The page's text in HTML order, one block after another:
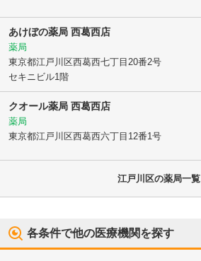
あけぼの薬局 西葛西店
薬局
東京都江戸川区西葛西七丁目20番2号
セキニビル1階
クオール薬局 西葛西店
薬局
東京都江戸川区西葛西六丁目12番1号
江戸川区の薬局一覧
各条件で他の医療機関を探す